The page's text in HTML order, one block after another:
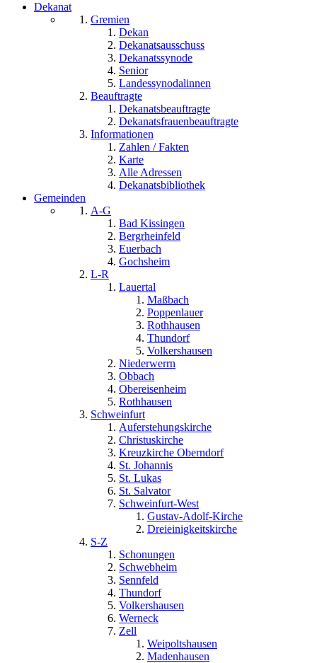
Dekanat
Gremien
Dekan
Dekanatsausschuss
Dekanatssynode
Senior
Landessynodalinnen
Beauftragte
Dekanatsbeauftragte
Dekanatsfrauenbeauftragte
Informationen
Zahlen / Fakten
Karte
Alle Adressen
Dekanatsbibliothek
Gemeinden
A-G
Bad Kissingen
Bergrheinfeld
Euerbach
Gochsheim
L-R
Lauertal
Maßbach
Poppenlauer
Rothhausen
Thundorf
Volkershausen
Niederwerrn
Obbach
Obereisenheim
Rothhausen
Schweinfurt
Auferstehungskirche
Christuskirche
Kreuzkirche Oberndorf
St. Johannis
St. Lukas
St. Salvator
Schweinfurt-West
Gustav-Adolf-Kirche
Dreieinigkeitskirche
S-Z
Schonungen
Schwebheim
Sennfeld
Thundorf
Volkershausen
Werneck
Zell
Weipoltshausen
Madenhausen